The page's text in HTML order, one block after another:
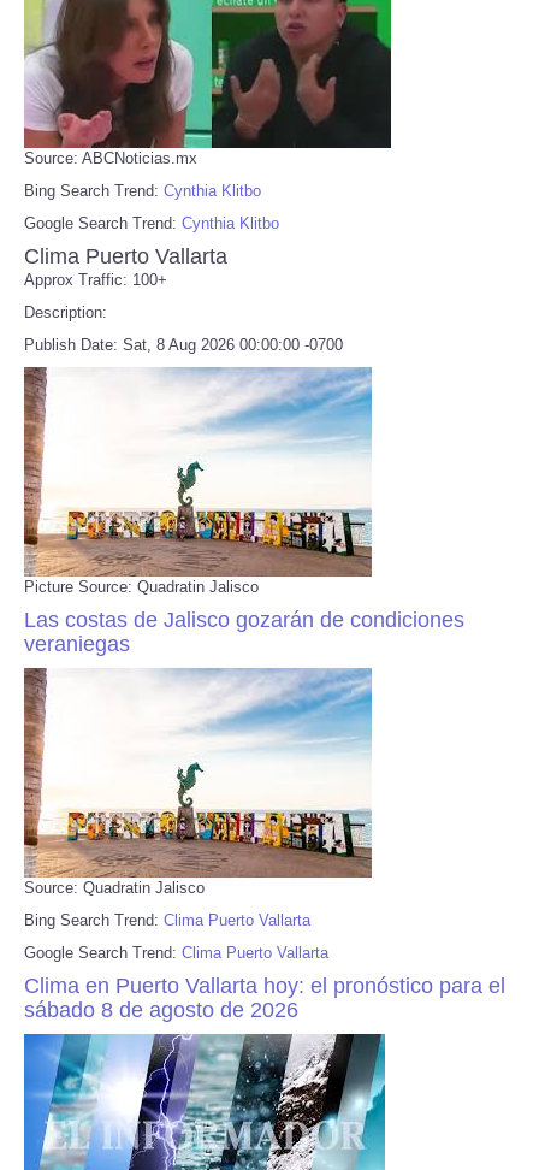
Source: ABCNoticias.mx
Bing Search Trend: Cynthia Klitbo
Google Search Trend: Cynthia Klitbo
Clima Puerto Vallarta
Approx Traffic: 100+
Description:
Publish Date: Sat, 8 Aug 2026 00:00:00 -0700
Picture Source: Quadratin Jalisco
Las costas de Jalisco gozarán de condiciones
veraniegas
Source: Quadratin Jalisco
Bing Search Trend: Clima Puerto Vallarta
Google Search Trend: Clima Puerto Vallarta
Clima en Puerto Vallarta hoy: el pronóstico para el
sábado 8 de agosto de 2026